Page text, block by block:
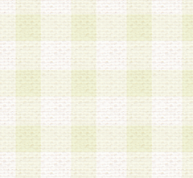
いかなる虚偽の申告
4.会員は、複数のログ
いものとします。
第4条 ログインIDおよ
1.会員は、会員登録後
加する際には、前条
スワードを使用するも